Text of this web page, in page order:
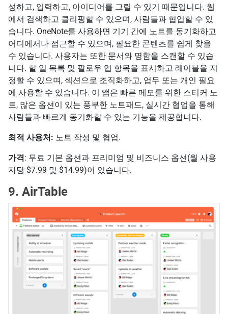
성하고, 입력하고, 아이디어를 그릴 수 있기 때문입니다. 웹
에서 검색하고 클리핑할 수 있으며, 사람들과 협업할 수 있
습니다. OneNote를 사용하면 기기 간에 노트를 동기화하고
어디에서나 접근할 수 있으며, 필요한 콘텐츠를 쉽게 찾을
수 있습니다. 사용자는 또한 문서와 명함을 스캔할 수 있습
니다. 할 일 목록 및 팔로우 업 항목을 표시하고 레이블을 지
정할 수 있으며, 섹션으로 조직화하고, 업무 또는 개인 필요
에 사용할 수 있습니다. 이 앱은 빠른 메모를 위한 스티커 노
트, 많은 옵션이 있는 풍부한 노트패드, 실시간 협업을 통해
사람들과 빠르게 동기화할 수 있는 기능을 제공합니다.
최적 사용처: 노트 작성 및 협업.
가격: 무료 기본 옵션과 프리미엄 및 비즈니스 옵션(월 사용
자당 $7.99 및 $14.99)이 있습니다.
9. AirTable